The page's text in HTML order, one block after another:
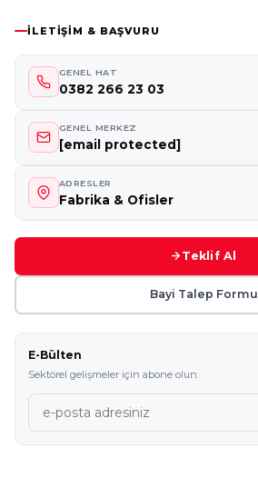
İLETIŞIM & BAŞVURU
GENEL HAT
0382 266 23 03
GENEL MERKEZ
[email protected]
ADRESLER
Fabrika & Ofisler
Teklif Al
Bayi Talep Formu
E-Bülten
Sektörel gelişmeler için abone olun.